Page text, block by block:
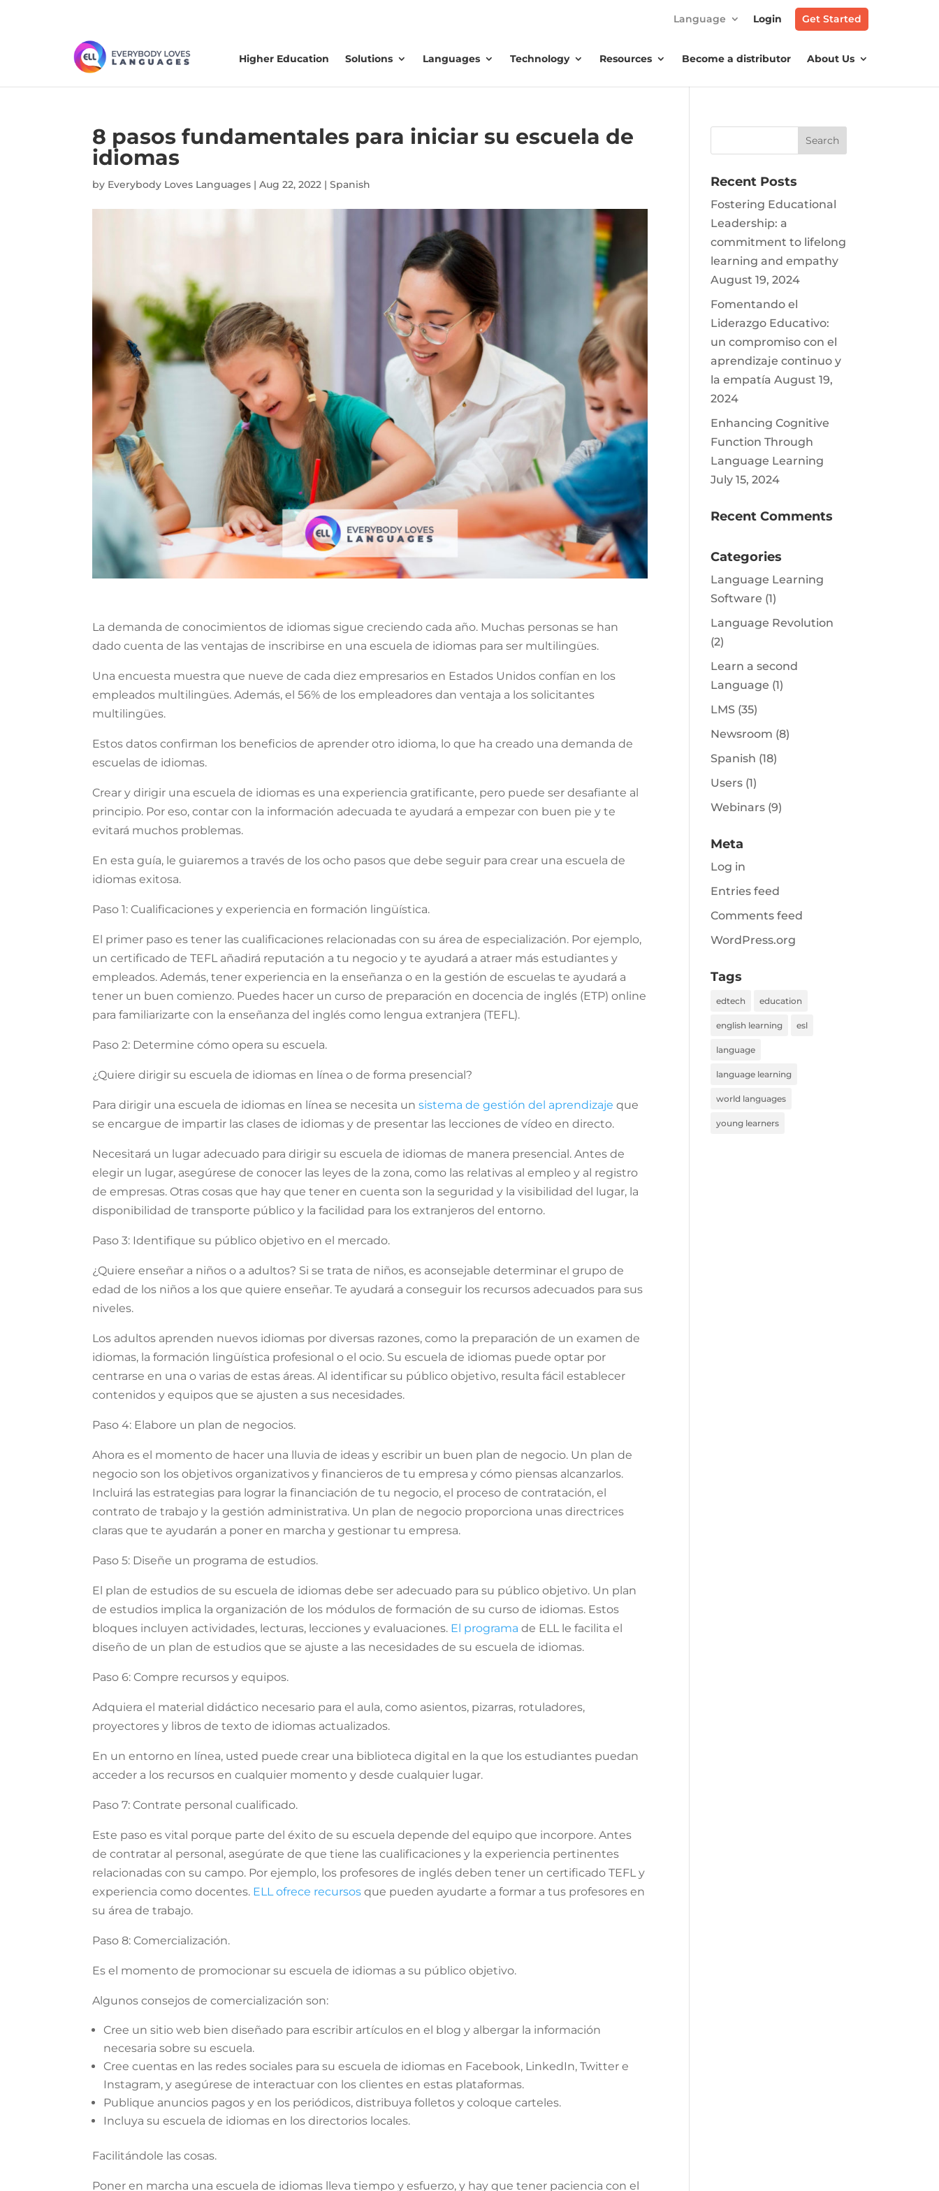
Language Login Get Started
Higher Education Solutions Languages Technology Resources Become a distributor About Us
8 pasos fundamentales para iniciar su escuela de
idiomas
by Everybody Loves Languages | Aug 22, 2022 | Spanish
La demanda de conocimientos de idiomas sigue creciendo cada año. Muchas personas se han
dado cuenta de las ventajas de inscribirse en una escuela de idiomas para ser multilingües.
Una encuesta muestra que nueve de cada diez empresarios en Estados Unidos confían en los
empleados multilingües. Además, el 56% de los empleadores dan ventaja a los solicitantes
multilingües.
Estos datos confirman los beneficios de aprender otro idioma, lo que ha creado una demanda de
escuelas de idiomas.
Crear y dirigir una escuela de idiomas es una experiencia gratificante, pero puede ser desafiante al
principio. Por eso, contar con la información adecuada te ayudará a empezar con buen pie y te
evitará muchos problemas.
En esta guía, le guiaremos a través de los ocho pasos que debe seguir para crear una escuela de
idiomas exitosa.
Paso 1: Cualificaciones y experiencia en formación lingüística.
El primer paso es tener las cualificaciones relacionadas con su área de especialización. Por ejemplo,
un certificado de TEFL añadirá reputación a tu negocio y te ayudará a atraer más estudiantes y
empleados. Además, tener experiencia en la enseñanza o en la gestión de escuelas te ayudará a
tener un buen comienzo. Puedes hacer un curso de preparación en docencia de inglés (ETP) online
para familiarizarte con la enseñanza del inglés como lengua extranjera (TEFL).
Paso 2: Determine cómo opera su escuela.
¿Quiere dirigir su escuela de idiomas en línea o de forma presencial?
Para dirigir una escuela de idiomas en línea se necesita un sistema de gestión del aprendizaje que
se encargue de impartir las clases de idiomas y de presentar las lecciones de vídeo en directo.
Necesitará un lugar adecuado para dirigir su escuela de idiomas de manera presencial. Antes de
elegir un lugar, asegúrese de conocer las leyes de la zona, como las relativas al empleo y al registro
de empresas. Otras cosas que hay que tener en cuenta son la seguridad y la visibilidad del lugar, la
disponibilidad de transporte público y la facilidad para los extranjeros del entorno.
Paso 3: Identifique su público objetivo en el mercado.
¿Quiere enseñar a niños o a adultos? Si se trata de niños, es aconsejable determinar el grupo de
edad de los niños a los que quiere enseñar. Te ayudará a conseguir los recursos adecuados para sus
niveles.
Los adultos aprenden nuevos idiomas por diversas razones, como la preparación de un examen de
idiomas, la formación lingüística profesional o el ocio. Su escuela de idiomas puede optar por
centrarse en una o varias de estas áreas. Al identificar su público objetivo, resulta fácil establecer
contenidos y equipos que se ajusten a sus necesidades.
Paso 4: Elabore un plan de negocios.
Ahora es el momento de hacer una lluvia de ideas y escribir un buen plan de negocio. Un plan de
negocio son los objetivos organizativos y financieros de tu empresa y cómo piensas alcanzarlos.
Incluirá las estrategias para lograr la financiación de tu negocio, el proceso de contratación, el
contrato de trabajo y la gestión administrativa. Un plan de negocio proporciona unas directrices
claras que te ayudarán a poner en marcha y gestionar tu empresa.
Paso 5: Diseñe un programa de estudios.
El plan de estudios de su escuela de idiomas debe ser adecuado para su público objetivo. Un plan
de estudios implica la organización de los módulos de formación de su curso de idiomas. Estos
bloques incluyen actividades, lecturas, lecciones y evaluaciones. El programa de ELL le facilita el
diseño de un plan de estudios que se ajuste a las necesidades de su escuela de idiomas.
Paso 6: Compre recursos y equipos.
Adquiera el material didáctico necesario para el aula, como asientos, pizarras, rotuladores,
proyectores y libros de texto de idiomas actualizados.
En un entorno en línea, usted puede crear una biblioteca digital en la que los estudiantes puedan
acceder a los recursos en cualquier momento y desde cualquier lugar.
Paso 7: Contrate personal cualificado.
Este paso es vital porque parte del éxito de su escuela depende del equipo que incorpore. Antes
de contratar al personal, asegúrate de que tiene las cualificaciones y la experiencia pertinentes
relacionadas con su campo. Por ejemplo, los profesores de inglés deben tener un certificado TEFL y
experiencia como docentes. ELL ofrece recursos que pueden ayudarte a formar a tus profesores en
su área de trabajo.
Paso 8: Comercialización.
Es el momento de promocionar su escuela de idiomas a su público objetivo.
Algunos consejos de comercialización son:
Cree un sitio web bien diseñado para escribir artículos en el blog y albergar la información
necesaria sobre su escuela.
Cree cuentas en las redes sociales para su escuela de idiomas en Facebook, LinkedIn, Twitter e
Instagram, y asegúrese de interactuar con los clientes en estas plataformas.
Publique anuncios pagos y en los periódicos, distribuya folletos y coloque carteles.
Incluya su escuela de idiomas en los directorios locales.
Facilitándole las cosas.
Poner en marcha una escuela de idiomas lleva tiempo y esfuerzo, y hay que tener paciencia con el
Recent Posts
Fostering Educational
Leadership: a
commitment to lifelong
learning and empathy
August 19, 2024
Fomentando el
Liderazgo Educativo:
un compromiso con el
aprendizaje continuo y
la empatía August 19,
2024
Enhancing Cognitive
Function Through
Language Learning
July 15, 2024
Recent Comments
Categories
Language Learning
Software (1)
Language Revolution
(2)
Learn a second
Language (1)
LMS(35)
Newsroom (8)
Spanish (18)
Users(1)
Webinars(9)
Meta
Log in
Entries feed
Comments feed
WordPress.org
Tags
edtech education
english learning esl
language
language learning
world languages
young learners